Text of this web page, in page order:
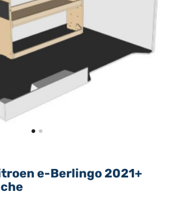
e-Berlingo 2021+